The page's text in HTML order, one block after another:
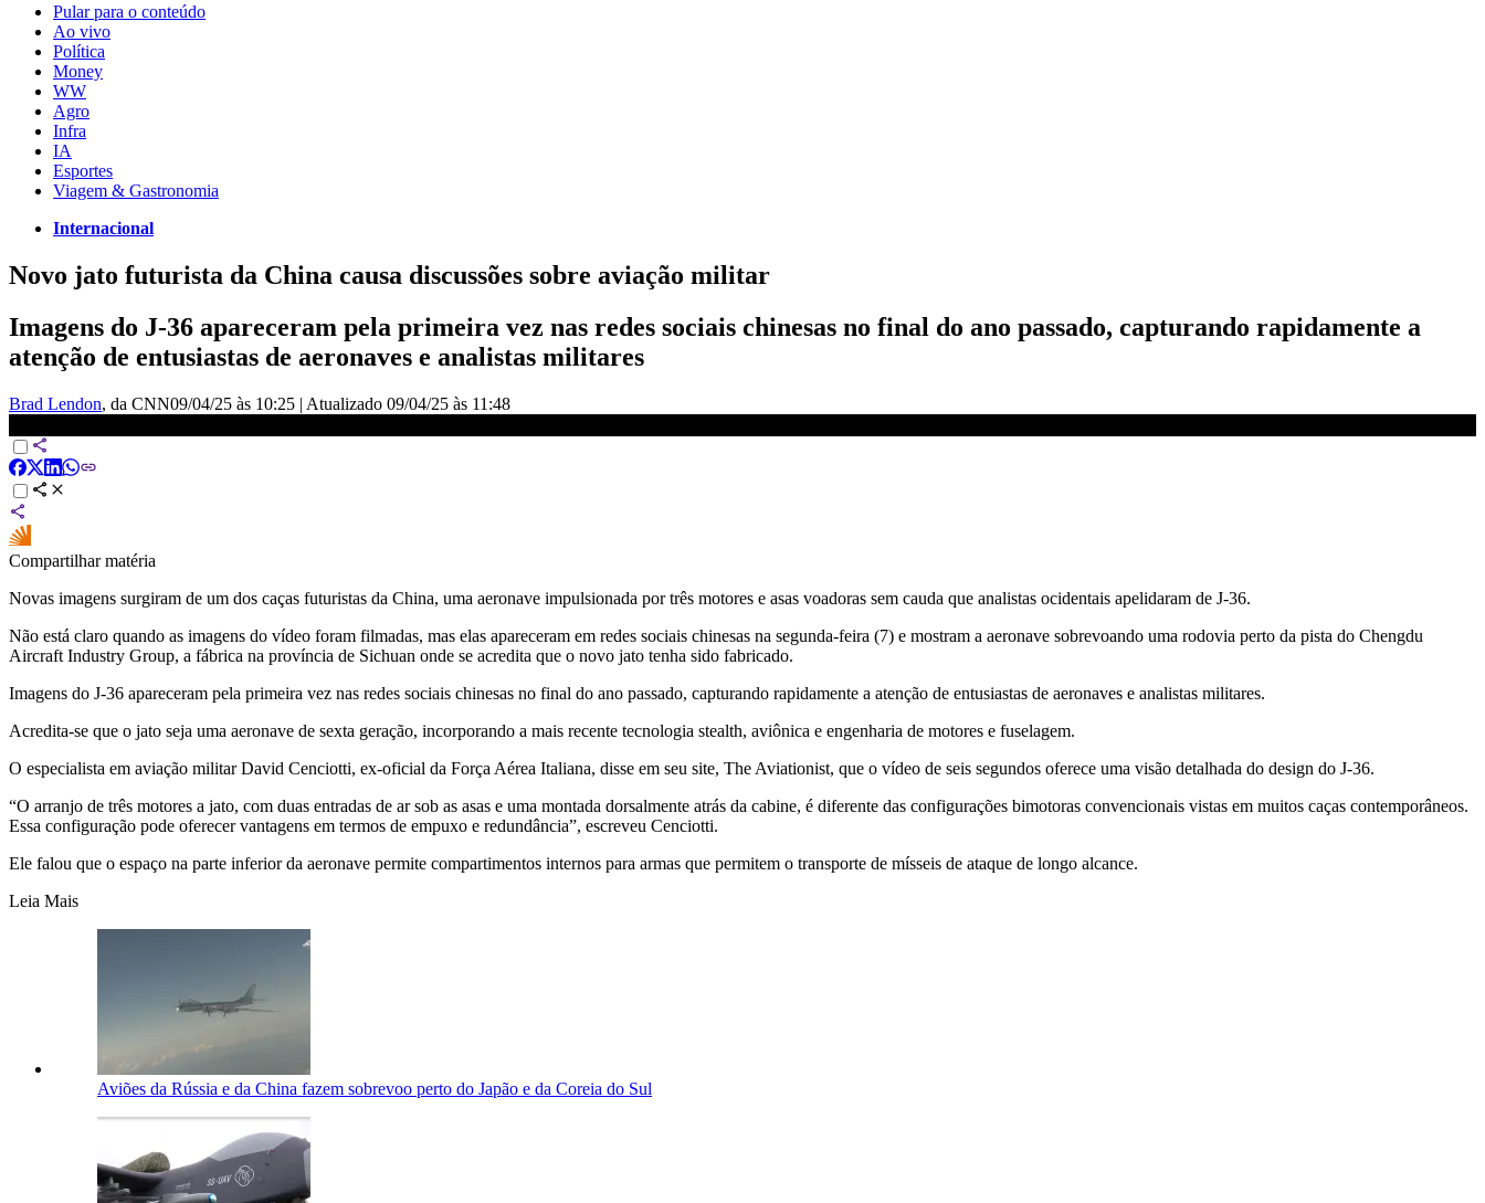
Pular para o conteúdo
Ao vivo
Política
Money
WW
Agro
Infra
IA
Esportes
Viagem & Gastronomia
Internacional
Novo jato futurista da China causa discussões sobre aviação militar
Imagens do J-36 apareceram pela primeira vez nas redes sociais chinesas no final do ano passado, capturando rapidamente a
atenção de entusiastas de aeronaves e analistas militares
Brad Lendon, da CNN09/04/25 às 10:25 | Atualizado 09/04/25 às 11:48
Compartilhar matéria
Novas imagens surgiram de um dos caças futuristas da China, uma aeronave impulsionada por três motores e asas voadoras sem cauda que analistas ocidentais apelidaram de J-36.
Não está claro quando as imagens do vídeo foram filmadas, mas elas apareceram em redes sociais chinesas na segunda-feira (7) e mostram a aeronave sobrevoando uma rodovia perto da pista do Chengdu
Aircraft Industry Group, a fábrica na província de Sichuan onde se acredita que o novo jato tenha sido fabricado.
Imagens do J-36 apareceram pela primeira vez nas redes sociais chinesas no final do ano passado, capturando rapidamente a atenção de entusiastas de aeronaves e analistas militares.
Acredita-se que o jato seja uma aeronave de sexta geração, incorporando a mais recente tecnologia stealth, aviônica e engenharia de motores e fuselagem.
O especialista em aviação militar David Cenciotti, ex-oficial da Força Aérea Italiana, disse em seu site, The Aviationist, que o vídeo de seis segundos oferece uma visão detalhada do design do J-36.
“O arranjo de três motores a jato, com duas entradas de ar sob as asas e uma montada dorsalmente atrás da cabine, é diferente das configurações bimotoras convencionais vistas em muitos caças contemporâneos.
Essa configuração pode oferecer vantagens em termos de empuxo e redundância”, escreveu Cenciotti.
Ele falou que o espaço na parte inferior da aeronave permite compartimentos internos para armas que permitem o transporte de mísseis de ataque de longo alcance.
Leia Mais
Aviões da Rússia e da China fazem sobrevoo perto do Japão e da Coreia do Sul